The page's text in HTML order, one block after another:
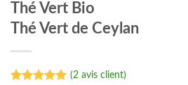
Thé Vert Bio
Thé Vert de Ceylan
(2avis client)